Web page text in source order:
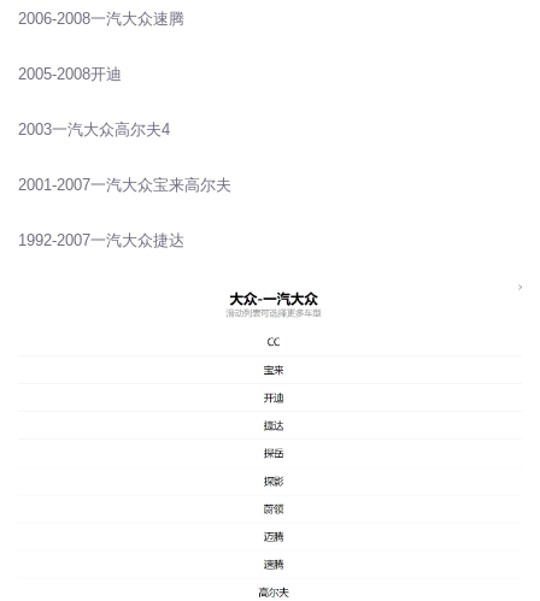
2006-2008一汽大众速腾
2005-2008开迪
2003一汽大众高尔夫4
2001-2007一汽大众宝来高尔夫
1992-2007一汽大众捷达